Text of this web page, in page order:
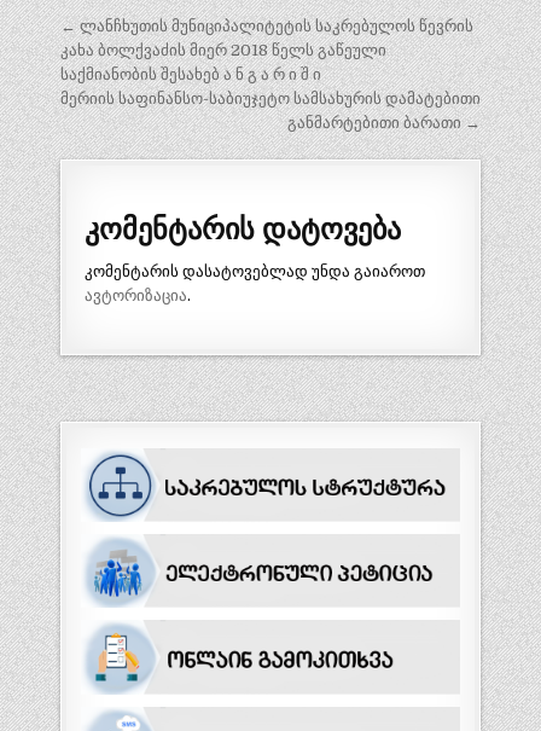
პოსტის
ნავიგაცია
← ლანჩხუთის მუნიციპალიტეტის საკრებულოს წევრის
კახა ბოლქვაძის მიერ 2018 წელს გაწეული
საქმიანობის შესახებ ა ნ გ ა რ ი შ ი
მერიის საფინანსო-საბიუჯეტო სამსახურის დამატებითი
განმარტებითი ბარათი →
კომენტარის დატოვება
კომენტარის დასატოვებლად უნდა გაიაროთ
ავტორიზაცია.